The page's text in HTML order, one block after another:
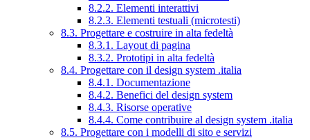
8.2.2. Elementi interattivi
8.2.3. Elementi testuali (microtesti)
8.3. Progettare e costruire in alta fedeltà
8.3.1. Layout di pagina
8.3.2. Prototipi in alta fedeltà
8.4. Progettare con il design system .italia
8.4.1. Documentazione
8.4.2. Benefici del design system
8.4.3. Risorse operative
8.4.4. Come contribuire al design system .italia
8.5. Progettare con i modelli di sito e servizi